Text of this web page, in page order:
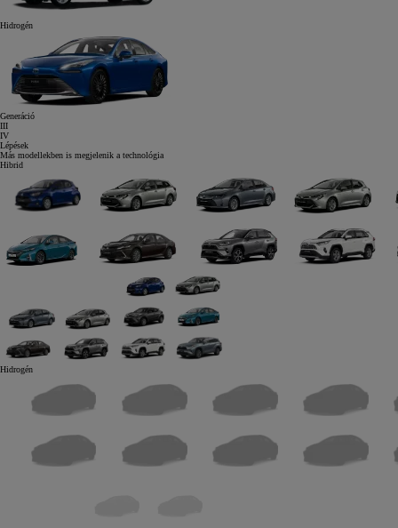
Hidrogén
Generáció
III
IV
Lépések
Más modellekben is megjelenik a technológia
Hibrid
Hidrogén